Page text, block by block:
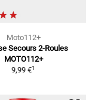
Moto112+
Secours 2-Roules
MOTO112+
9,99 €1